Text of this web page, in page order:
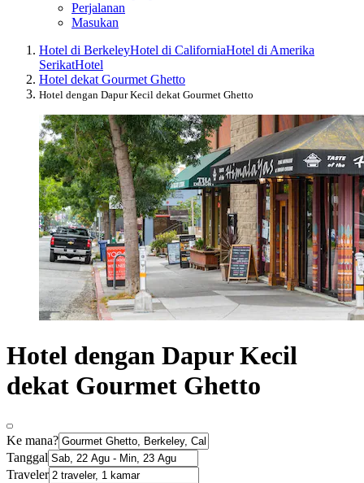
Perjalanan
Masukan
Hotel di BerkeleyHotel di CaliforniaHotel di Amerika
SerikatHotel
Hotel dekat Gourmet Ghetto
Hotel dengan Dapur Kecil dekat Gourmet Ghetto
Hotel dengan Dapur Kecil
dekat Gourmet Ghetto
Ke mana?
Tanggal
Traveler